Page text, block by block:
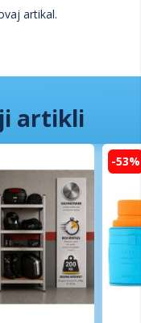
artikal.
artikli
-53%